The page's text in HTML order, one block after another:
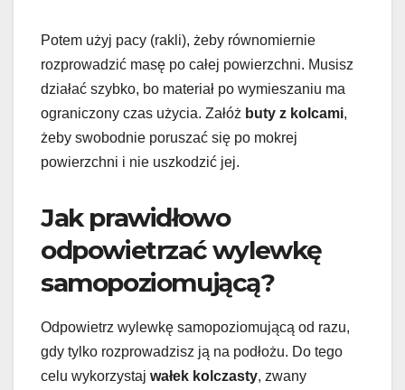
Potem użyj pacy (rakli), żeby równomiernie
rozprowadzić masę po całej powierzchni. Musisz
działać szybko, bo materiał po wymieszaniu ma
ograniczony czas użycia. Załóż buty z kolcami,
żeby swobodnie poruszać się po mokrej
powierzchni i nie uszkodzić jej.
Jak prawidłowo
odpowietrzać wylewkę
samopoziomującą?
Odpowietrz wylewkę samopoziomującą od razu,
gdy tylko rozprowadzisz ją na podłożu. Do tego
celu wykorzystaj wałek kolczasty, zwany